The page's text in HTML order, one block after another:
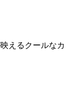
えるクールなカ